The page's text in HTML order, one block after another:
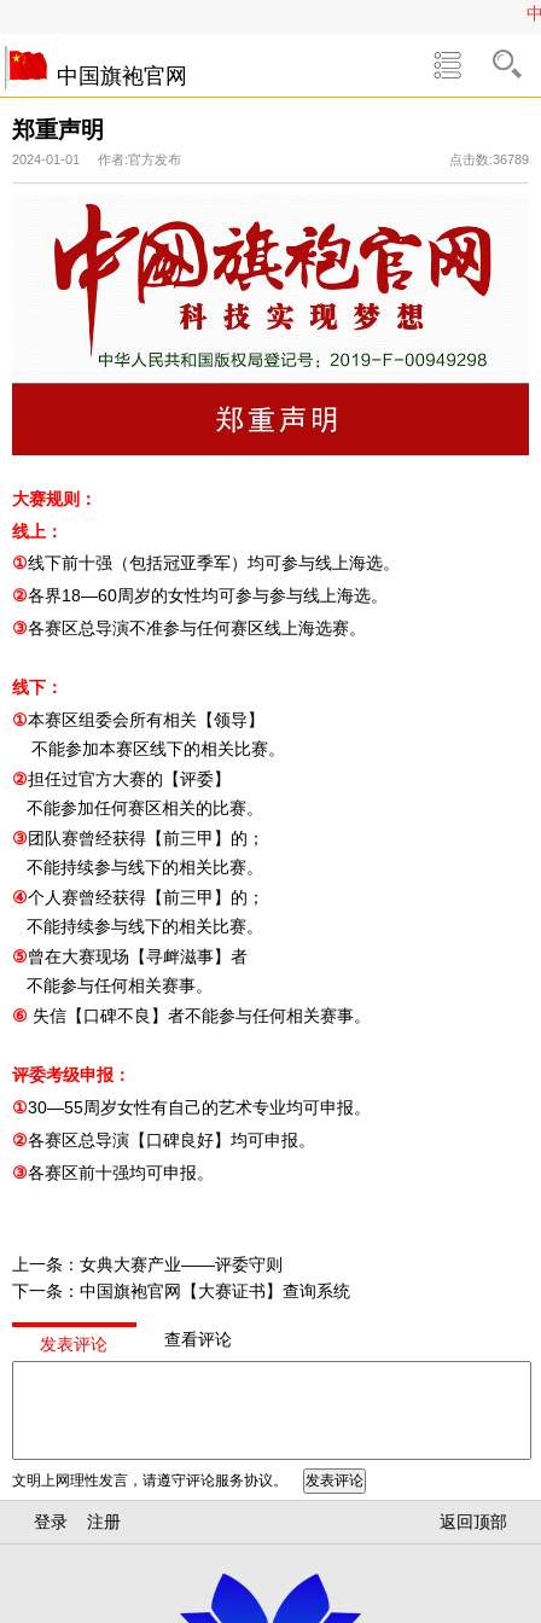
中国旗袍官网
郑重声明
2024-01-01 作者:官方发布 点击数:36789
大赛规则：
线上：
①线下前十强（包括冠亚季军）均可参与线上海选。
②各界18—60周岁的女性均可参与参与线上海选。
③各赛区总导演不准参与任何赛区线上海选赛。
线下：
①本赛区组委会所有相关【领导】
不能参加本赛区线下的相关比赛。
②担任过官方大赛的【评委】
不能参加任何赛区相关的比赛。
③团队赛曾经获得【前三甲】的；
不能持续参与线下的相关比赛。
④个人赛曾经获得【前三甲】的；
不能持续参与线下的相关比赛。
⑤曾在大赛现场【寻衅滋事】者
不能参与任何相关赛事。
⑥ 失信【口碑不良】者不能参与任何相关赛事。
评委考级申报：
①30—55周岁女性有自己的艺术专业均可申报。
②各赛区总导演【口碑良好】均可申报。
③各赛区前十强均可申报。
上一条： 女典大赛产业——评委守则
下一条： 中国旗袍官网【大赛证书】查询系统
发表评论 查看评论
文明上网理性发言，请遵守评论服务协议。
登录 注册 返回顶部